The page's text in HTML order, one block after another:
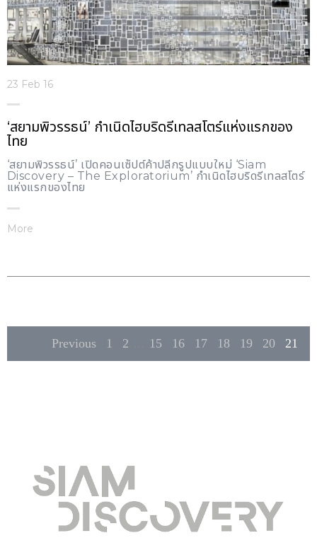
23 Feb 16
‘สยามพิวรรธน์’ กำเนิดไฮบริดรีเทลสโตร์แห่งแรกของ
ไทย
‘สยามพิวรรธน์’ เปิดคอนเซ็ปต์ค้าปลีกรูปแบบใหม่ ‘Siam
Discovery – The Exploratorium’ กำเนิดไฮบริดรีเทลสโตร์
แห่งแรกของไทย
More
Previous 1 2 15 16 17 18 19 20 21